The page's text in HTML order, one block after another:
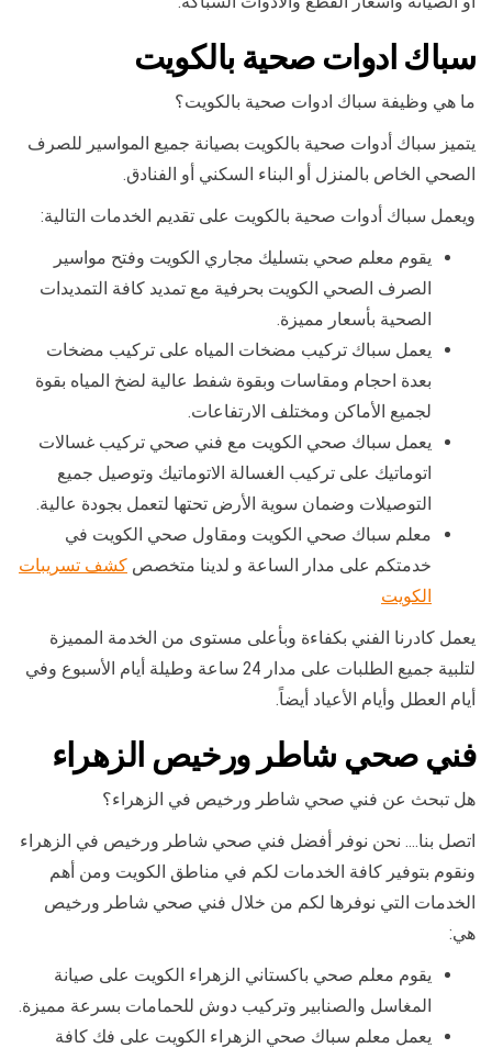
سباك ادوات صحية بالكويت
ما هي وظيفة سباك ادوات صحية بالكويت؟
يتميز سباك أدوات صحية بالكويت بصيانة جميع المواسير للصرف
الصحي الخاص بالمنزل أو البناء السكني أو الفنادق.
ويعمل سباك أدوات صحية بالكويت على تقديم الخدمات التالية:
يقوم معلم صحي بتسليك مجاري الكويت وفتح مواسير
الصرف الصحي الكويت بحرفية مع تمديد كافة التمديدات
الصحية بأسعار مميزة.
يعمل سباك تركيب مضخات المياه على تركيب مضخات
بعدة احجام ومقاسات وبقوة شفط عالية لضخ المياه بقوة
لجميع الأماكن ومختلف الارتفاعات.
يعمل سباك صحي الكويت مع فني صحي تركيب غسالات
اتوماتيك على تركيب الغسالة الاتوماتيك وتوصيل جميع
التوصيلات وضمان سوية الأرض تحتها لتعمل بجودة عالية.
معلم سباك صحي الكويت ومقاول صحي الكويت في
خدمتكم على مدار الساعة و لدينا متخصص كشف تسريبات
الكويت
يعمل كادرنا الفني بكفاءة وبأعلى مستوى من الخدمة المميزة
لتلبية جميع الطلبات على مدار 24 ساعة وطيلة أيام الأسبوع وفي
أيام العطل وأيام الأعياد أيضاً.
فني صحي شاطر ورخيص الزهراء
هل تبحث عن فني صحي شاطر ورخيص في الزهراء؟
اتصل بنا…. نحن نوفر أفضل فني صحي شاطر ورخيص في الزهراء
ونقوم بتوفير كافة الخدمات لكم في مناطق الكويت ومن أهم
الخدمات التي نوفرها لكم من خلال فني صحي شاطر ورخيص
هي:
يقوم معلم صحي باكستاني الزهراء الكويت على صيانة
المغاسل والصنابير وتركيب دوش للحمامات بسرعة مميزة.
يعمل معلم سباك صحي الزهراء الكويت على فك كافة